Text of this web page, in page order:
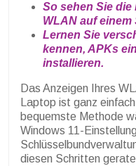
So sehen Sie
WLAN auf
Lernen Sie
kennen, APKs
installieren.
Das Anzeigen Ihres
Laptop ist ganz
bequemste Methode
Windows 11-
diesen Schritten